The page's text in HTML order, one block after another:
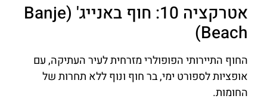
אטרקציה 10: חוף באנייג' (Banje
Beach)
החוף התיירותי הפופולרי מזרחית לעיר העתיקה, עם
אופציות לספורט ימי, בר חוף ונוף ללא תחרות של
החומות.